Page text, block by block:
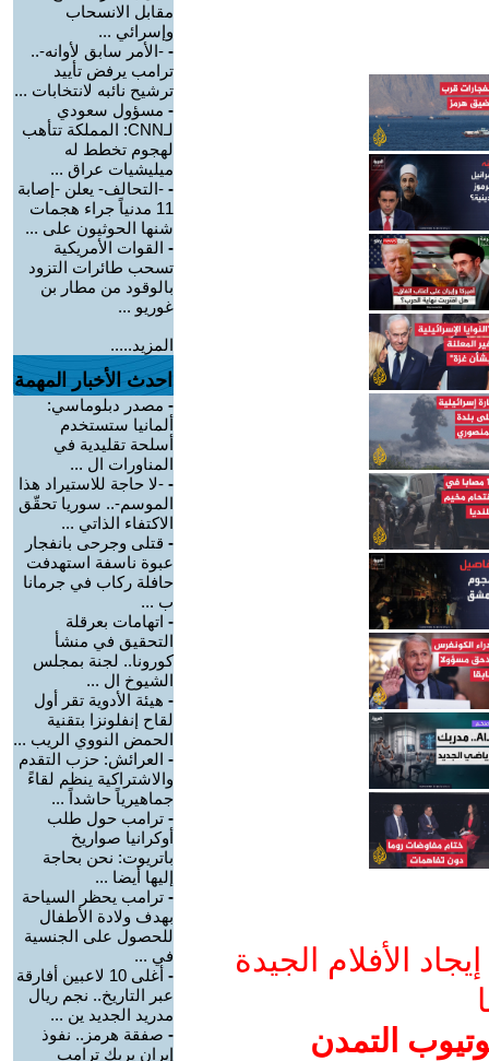
الأفلام الجيدة
التمدن
مقابل الانسحاب
وإسرائي ...
- -الأمر سابق لأوانه-..
ترامب يرفض تأييد
ترشيح نائبه لانتخابات ...
- مسؤول سعودي
لـCNN: المملكة تتأهب
لهجوم تخطط له
ميليشيات عراق ...
- -التحالف- يعلن -إصابة
11 مدنياً جراء هجمات
شنها الحوثيون على ...
- القوات الأمريكية
تسحب طائرات التزود
بالوقود من مطار بن
غوريو ...
المزيد.....
احدث الأخبار المهمة
- مصدر دبلوماسي:
ألمانيا ستستخدم
أسلحة تقليدية في
المناورات ال ...
- -لا حاجة للاستيراد هذا
الموسم-.. سوريا تحقّق
الاكتفاء الذاتي ...
- قتلى وجرحى بانفجار
عبوة ناسفة استهدفت
حافلة ركاب في جرمانا
ب ...
- اتهامات بعرقلة
التحقيق في منشأ
كورونا.. لجنة بمجلس
الشيوخ ال ...
- هيئة الأدوية تقر أول
لقاح إنفلونزا بتقنية
الحمض النووي الريب ...
- العرائش: حزب التقدم
والاشتراكية ينظم لقاءً
جماهيرياً حاشداً ...
- ترامب حول طلب
أوكرانيا صواريخ
باتريوت: نحن بحاجة
إليها أيضا ...
- ترامب يحظر السياحة
بهدف ولادة الأطفال
للحصول على الجنسية
في ...
-
أغلى 10 لاعبين أفارقة
عبر التاريخ.. نجم ريال
مدريد الجديد ين ...
- صفقة هرمز.. نفوذ
إيران يربك ترامب